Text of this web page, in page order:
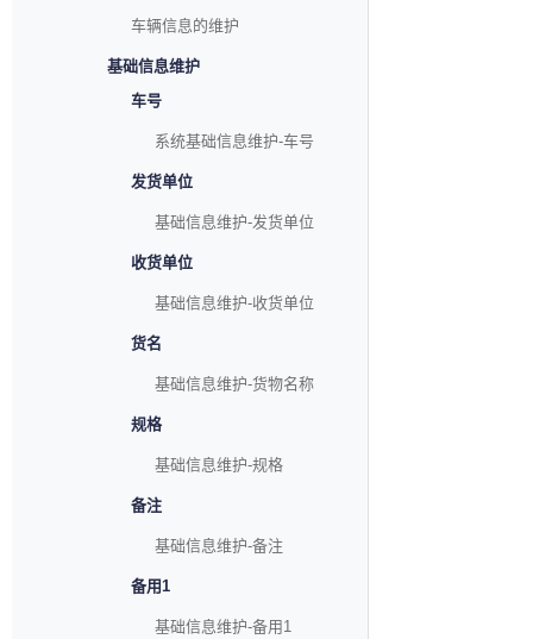
车辆信息的维护
基础信息维护
车号
系统基础信息维护-车号
发货单位
基础信息维护-发货单位
收货单位
基础信息维护-收货单位
货名
基础信息维护-货物名称
规格
基础信息维护-规格
备注
基础信息维护-备注
备用1
基础信息维护-备用1